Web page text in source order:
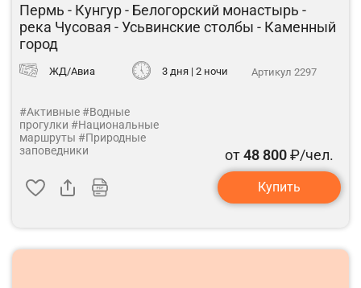
Пермь - Кунгур - Белогорский монастырь -
река Чусовая - Усьвинские столбы - Каменный
город
ЖД/Авиа 3 дня | 2 ночи Артикул 2297
#Активные #Водные
прогулки #Национальные
маршруты #Природные
заповедники
от48 800₽/чел.
Купить